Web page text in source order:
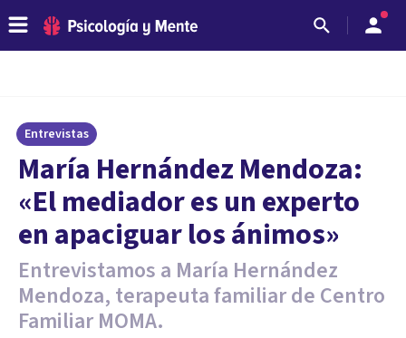
Entrevistas
María Hernández Mendoza:
«El mediador es un experto
en apaciguar los ánimos»
Entrevistamos a María Hernández
Mendoza, terapeuta familiar de Centro
Familiar MOMA.